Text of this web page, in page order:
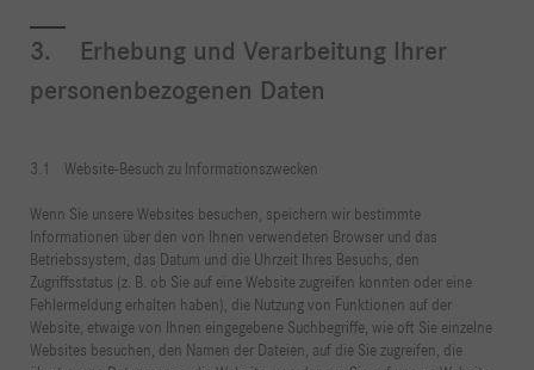
3. Erhebung und Verarbeitung Ihrer
personenbezogenen Daten
3.1 Website-Besuch zu Informationszwecken
Wenn Sie unsere Websites besuchen, speichern wir bestimmte
Informationen über den von Ihnen verwendeten Browser und das
Betriebssystem, das Datum und die Uhrzeit Ihres Besuchs, den
Zugriffsstatus (z. B. ob Sie auf eine Website zugreifen konnten oder eine
Fehlermeldung erhalten haben), die Nutzung von Funktionen auf der
Website, etwaige von Ihnen eingegebene Suchbegriffe, wie oft Sie einzelne
Websites besuchen, den Namen der Dateien, auf die Sie zugreifen, die